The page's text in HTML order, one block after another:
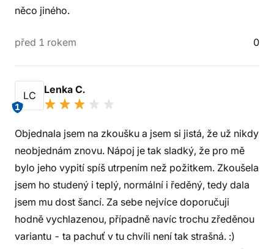
něco jiného.
před 1 rokem 0
LC
1
Lenka C.
Objednala jsem na zkoušku a jsem si jistá, že už nikdy
neobjednám znovu. Nápoj je tak sladký, že pro mě
bylo jeho vypití spíš utrpením než požitkem. Zkoušela
jsem ho studený i teplý, normální i ředěný, tedy dala
jsem mu dost šancí. Za sebe nejvíce doporučuji
hodně vychlazenou, případně navíc trochu zředěnou
variantu - ta pachuť v tu chvíli není tak strašná. :)